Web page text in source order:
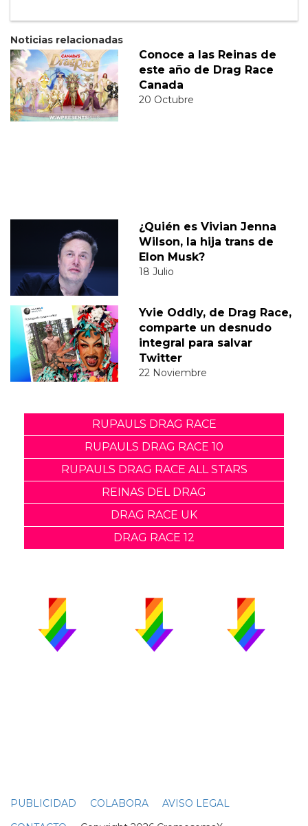
Noticias relacionadas
Conoce a las Reinas de
este año de Drag Race
Canada
20 Octubre
¿Quién es Vivian Jenna
Wilson, la hija trans de
Elon Musk?
18 Julio
Yvie Oddly, de Drag Race,
comparte un desnudo
integral para salvar
Twitter
22 Noviembre
RUPAULS DRAG RACE
RUPAULS DRAG RACE 10
RUPAULS DRAG RACE ALL STARS
REINAS DEL DRAG
DRAG RACE UK
DRAG RACE 12
PUBLICIDAD COLABORA
AVISO LEGAL